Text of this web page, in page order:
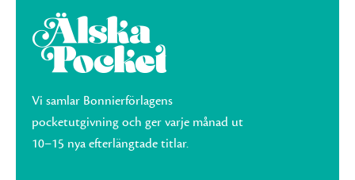
Vi samlar Bonnierförlagens
pocketutgivning och ger varje månad ut
10–15 nya efterlängtade titlar.